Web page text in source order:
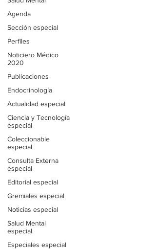
Agenda
Sección especial
Perfiles
Noticiero Médico
2020
Publicaciones
Endocrinología
Actualidad especial
Ciencia y Tecnología
especial
Coleccionable
especial
Consulta Externa
especial
Editorial especial
Gremiales especial
Noticias especial
Salud Mental
especial
Especiales especial